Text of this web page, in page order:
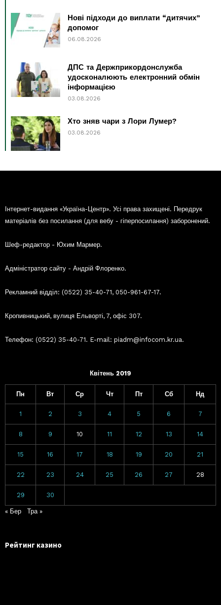
Нові підходи до виплати “дитячих”
допомог
06.08.2026
ДПС та Держприкордонслужба
удосконалюють електронний обмін
інформацією
03.08.2026
Хто зняв чари з Лори Лумер?
03.08.2026
Інтернет-видання «Україна-Центр». Усі права захищені. Передрук
матеріалів без посилання (для вебу - гіперпосилання) заборонений.
Шеф-редактор - Юхим Мармер.
Адміністратор сайту - Андрій Флоренко.
Рекламний відділ: (0522) 35-40-71, 050-961-67-17.
Кропивницький, вулиця Ельворті, 7, офіс 307.
Телефон: (0522) 35-40-71. E-mail: piadm@infocom.kr.ua.
Квітень 2019
Пн Вт Ср Чт Пт Сб Нд
1 2 3 4 5 6 7
8 9 10 11 12 13 14
15 16 17 18 19 20 21
22 23 24 25 26 27 28
29 30
« Бер Тра »
Рейтинг казино